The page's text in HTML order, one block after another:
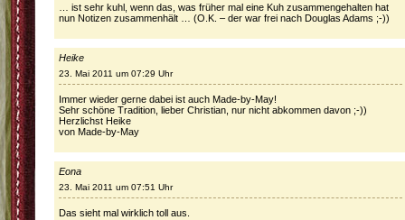
… ist sehr kuhl, wenn das, was früher mal eine Kuh zusammengehalten hat
nun Notizen zusammenhält … (O.K. – der war frei nach Douglas Adams ;-))
Heike
23. Mai 2011 um 07:29 Uhr
Immer wieder gerne dabei ist auch Made-by-May!
Sehr schöne Tradition, lieber Christian, nur nicht abkommen davon ;-))
Herzlichst Heike
von Made-by-May
Eona
23. Mai 2011 um 07:51 Uhr
Das sieht mal wirklich toll aus.